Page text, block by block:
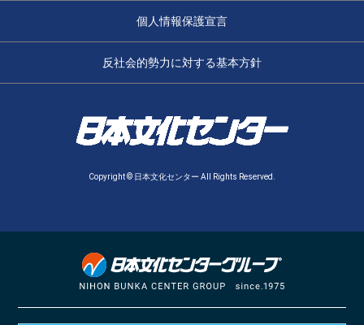
個人情報保護宣言
反社会的勢力に対する基本方針
Copyright © 日本文化センター All Rights Reserved.